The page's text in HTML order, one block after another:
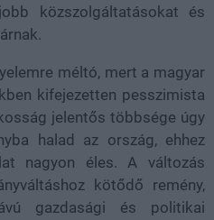
közszolgáltatásokat és
méltó, mert a magyar
kifejezetten pesszimista
jelentős többsége úgy
halad az ország, ehhez
nagyon éles. A változás
kötődő remény,
gazdasági és politikai